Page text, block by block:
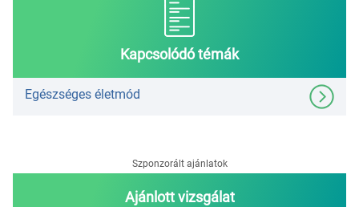
Kapcsolódó témák
Egészséges életmód
Ajánlott vizsgálat
Szponzorált ajánlatok